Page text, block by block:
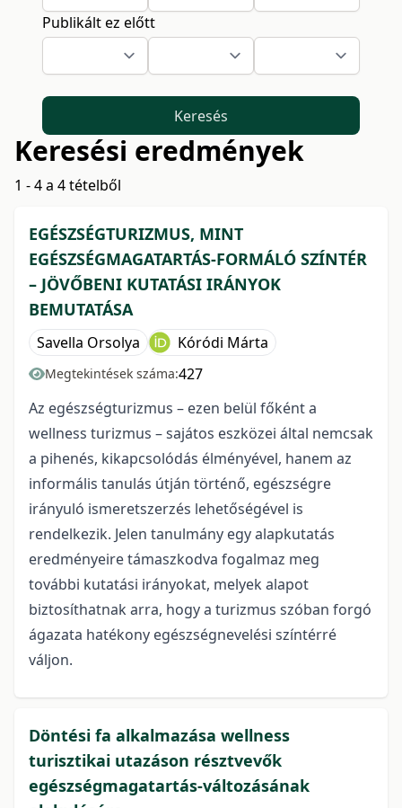
Publikált ez előtt
Keresés
Keresési eredmények
1 - 4 a 4 tételből
EGÉSZSÉGTURIZMUS, MINT
EGÉSZSÉGMAGATARTÁS-FORMÁLÓ SZÍNTÉR
– JÖVŐBENI KUTATÁSI IRÁNYOK
BEMUTATÁSA
Savella Orsolya Kóródi Márta
Megtekintések száma:427
Az egészségturizmus – ezen belül főként a
wellness turizmus – sajátos eszközei által nemcsak
a pihenés, kikapcsolódás élményével, hanem az
informális tanulás útján történő, egészségre
irányuló ismeretszerzés lehetőségével is
rendelkezik. Jelen tanulmány egy alapkutatás
eredményeire támaszkodva fogalmaz meg
további kutatási irányokat, melyek alapot
biztosíthatnak arra, hogy a turizmus szóban forgó
ágazata hatékony egészségnevelési színtérré
váljon.
Döntési fa alkalmazása wellness
turisztikai utazáson résztvevők
egészségmagatartás-változásának